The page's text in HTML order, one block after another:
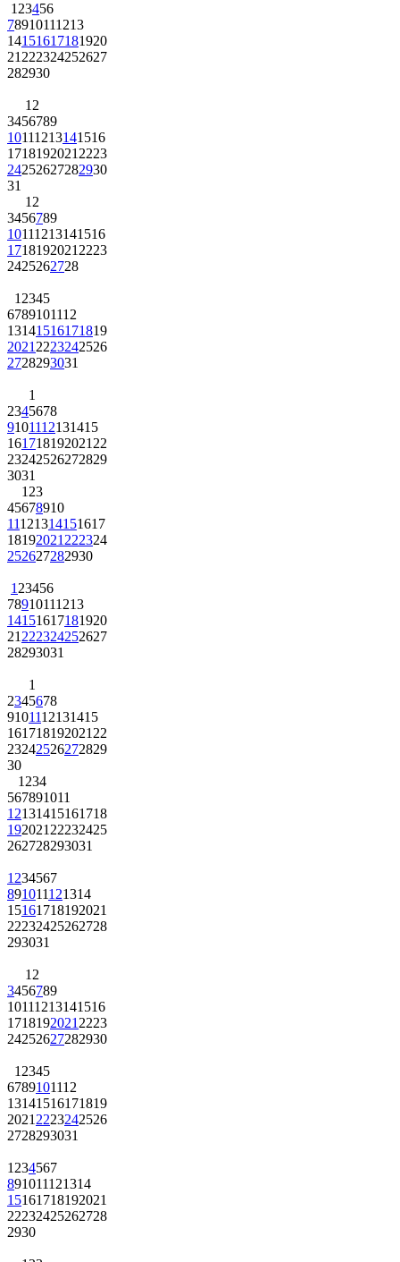
1 23456
78910111213
14151617181920
21 222324252627
282930
1 2
3456789
10111213141516
1718192021 2223
24252627282930
31
1 2
3456789
10111213141516
1718192021 2223
2425262728
1 2345
6789101112
13141516171819
2021 2223242526
2728293031
1
2345678
9101112131415
161718192021 22
23242526272829
3031
1 23
45678910
11121314151617
18192021 222324
252627282930
1 23456
78910111213
14151617181920
21 222324252627
28293031
1
2345678
9101112131415
161718192021 22
23242526272829
30
1 234
567891011
12131415161718
192021 22232425
262728293031
1 234567
891011121314
15161718192021
22232425262728
293031
1 2
3456789
10111213141516
1718192021 2223
24252627282930
1 2345
6789101112
13141516171819
2021 2223242526
2728293031
1 234567
891011121314
15161718192021
22232425262728
2930